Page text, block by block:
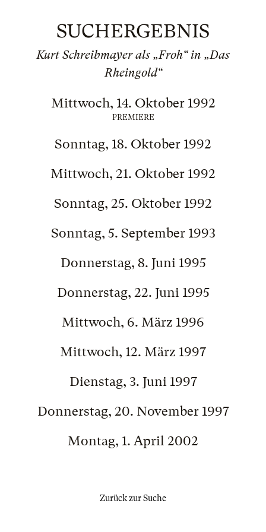
SUCHERGEBNIS
Kurt Schreibmayer als „Froh“ in „Das
Rheingold“
Mittwoch, 14. Oktober 1992
PREMIERE
Sonntag, 18. Oktober 1992
Mittwoch, 21. Oktober 1992
Sonntag, 25. Oktober 1992
Sonntag, 5. September 1993
Donnerstag, 8. Juni 1995
Donnerstag, 22. Juni 1995
Mittwoch, 6. März 1996
Mittwoch, 12. März 1997
Dienstag, 3. Juni 1997
Donnerstag, 20. November 1997
Montag, 1. April 2002
Zurück zur Suche